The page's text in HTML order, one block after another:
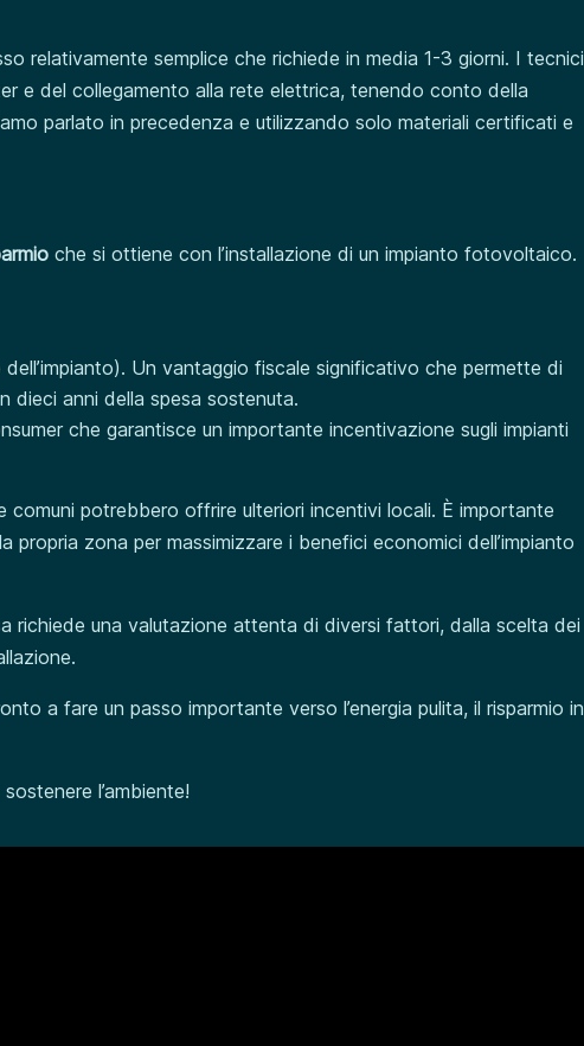
relativamente semplice che richiede in media 1-3 giorni. I tecnici
e del collegamento alla rete elettrica, tenendo conto della
parlato in precedenza e utilizzando solo materiali certificati e
che si ottiene con l’installazione di un impianto fotovoltaico.
Un vantaggio fiscale significativo che permette di
dieci anni della spesa sostenuta.
che garantisce un importante incentivazione sugli impianti
comuni potrebbero offrire ulteriori incentivi locali. È importante
propria zona per massimizzare i benefici economici dell’impianto
richiede una valutazione attenta di diversi fattori, dalla scelta dei
a fare un passo importante verso l’energia pulita, il risparmio in
l’ambiente!